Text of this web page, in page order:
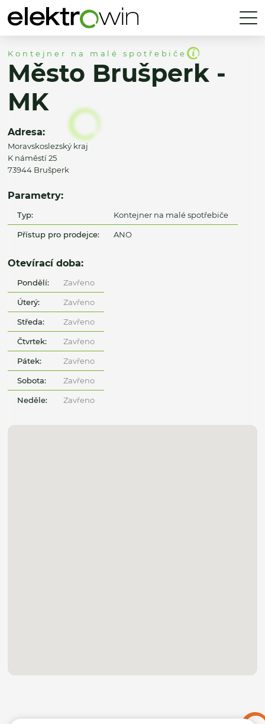
Kontejner na malé spotřebiče
Město Brušperk -
MK
Adresa:
Moravskoslezský kraj
K náměstí 25
73944 Brušperk
Parametry:
Typ: Kontejner na malé spotřebiče
Přístup pro prodejce: ANO
Otevírací doba:
Pondělí: Zavřeno
Úterý: Zavřeno
Středa: Zavřeno
Čtvrtek: Zavřeno
Pátek: Zavřeno
Sobota: Zavřeno
Neděle: Zavřeno